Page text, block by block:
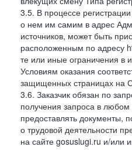
3.5. В процессе
о нем им самим в адрес
источников, может быть
расположенным по адресу
те или иные ограничения в
Условиям оказания
защищенных страницах на
3.6. Заказчик обязан по
получения запроса в
предоставлять документы,
о трудовой деятельности
на сайте gosuslugi.ru и/или